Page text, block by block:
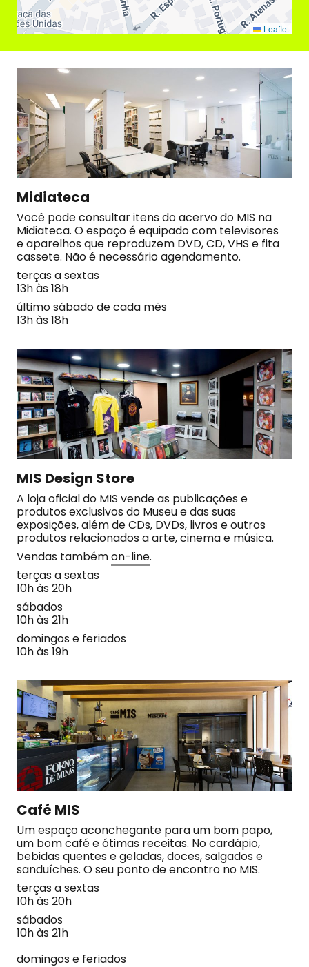
Leaflet
Midiateca
Você pode consultar itens do acervo do MIS na
Midiateca. O espaço é equipado com televisores
e aparelhos que reproduzem DVD, CD, VHS e fita
cassete. Não é necessário agendamento.
terças a sextas
13h às 18h
último sábado de cada mês
13h às 18h
MIS Design Store
A loja oficial do MIS vende as publicações e
produtos exclusivos do Museu e das suas
exposições, além de CDs, DVDs, livros e outros
produtos relacionados a arte, cinema e música.
Vendas tambémon-line.
terças a sextas
10h às 20h
sábados
10h às 21h
domingos e feriados
10h às 19h
Café MIS
Um espaço aconchegante para um bom papo,
um bom café e ótimas receitas. No cardápio,
bebidas quentes e geladas, doces, salgados e
sanduíches. O seu ponto de encontro no MIS.
terças a sextas
10h às 20h
sábados
10h às 21h
domingos e feriados